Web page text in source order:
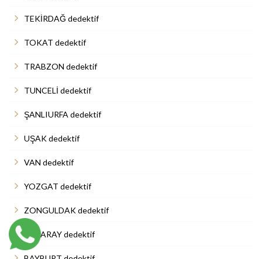
TEKİRDAĞ dedektif
TOKAT dedektif
TRABZON dedektif
TUNCELİ dedektif
ŞANLIURFA dedektif
UŞAK dedektif
VAN dedektif
YOZGAT dedektif
ZONGULDAK dedektif
AKSARAY dedektif